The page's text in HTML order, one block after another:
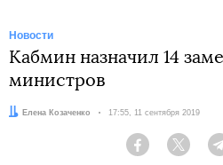
Новости
Кабмин назначил 14
министров
Автор:Елена Козаченко Дата:
17:55, 11 сентября 2019
Facebook Twitter